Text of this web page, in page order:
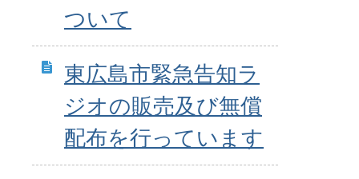
ついて
東広島市緊急告知ラ
ジオの販売及び無償
配布を行っています